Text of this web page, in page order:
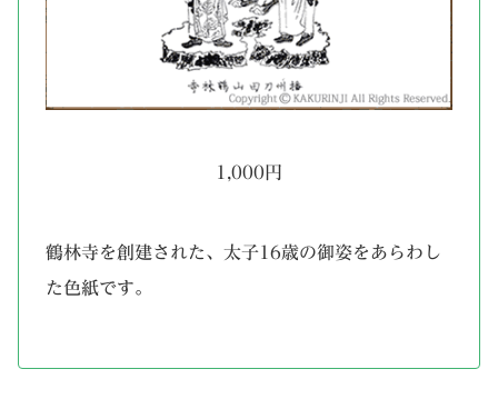
1,000円
鶴林寺を創建された、太子16歳の御姿をあらわし
た色紙です。